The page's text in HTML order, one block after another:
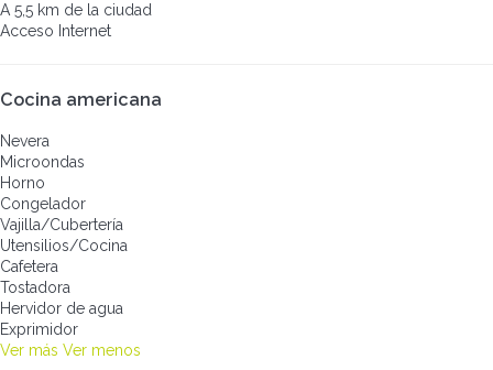
A 5,5 km de la ciudad
Acceso Internet
Cocina americana
Nevera
Microondas
Horno
Congelador
Vajilla/Cubertería
Utensilios/Cocina
Cafetera
Tostadora
Hervidor de agua
Exprimidor
Ver más Ver menos